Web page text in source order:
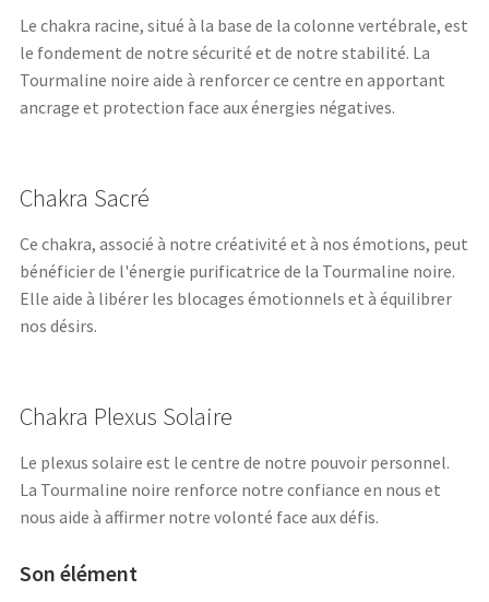
Le chakra racine, situé à la base de la colonne vertébrale, est
le fondement de notre sécurité et de notre stabilité. La
Tourmaline noire aide à renforcer ce centre en apportant
ancrage et protection face aux énergies négatives.
Chakra Sacré
Ce chakra, associé à notre créativité et à nos émotions, peut
bénéficier de l'énergie purificatrice de la Tourmaline noire.
Elle aide à libérer les blocages émotionnels et à équilibrer
nos désirs.
Chakra Plexus Solaire
Le plexus solaire est le centre de notre pouvoir personnel.
La Tourmaline noire renforce notre confiance en nous et
nous aide à affirmer notre volonté face aux défis.
Son élément